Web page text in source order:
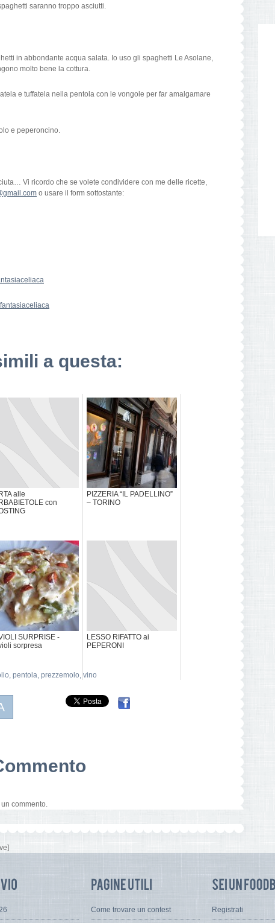
saranno troppo asciutti.
in abbondante acqua salata. Io uso gli spaghetti Le Asolane,
molto bene la cottura.
e tuffatela nella pentola con le vongole per far amalgamare
e peperoncino.
Vi ricordo che se volete condividere con me delle ricette,
o usare il form sottostante:
a questa:
alle
con
PIZZERIA “IL PADELLINO”
– TORINO
SURPRISE -
sorpresa
LESSO RIFATTO ai
PEPERONI
, pentola, prezzemolo, vino
commento.
Come trovare un contest Registrati